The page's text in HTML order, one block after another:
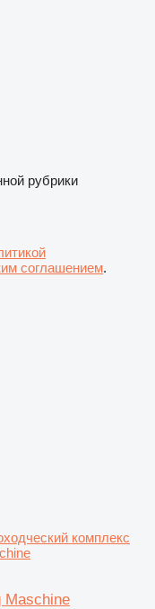
рубрики
соглашением.
комплекс
Maschine